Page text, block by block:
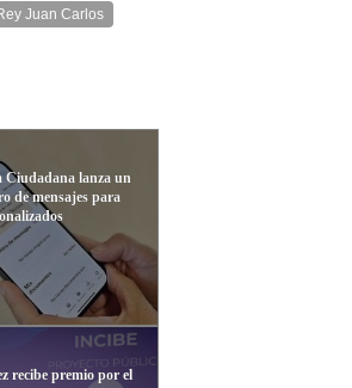
Juan Carlos
Ciudadana lanza un
de mensajes para
recibe premio por el